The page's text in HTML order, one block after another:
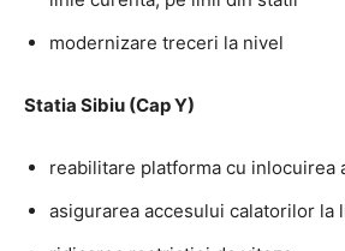
modernizare treceri la nivel
Statia Sibiu (Cap Y)
reabilitare platforma cu inlocuirea
asigurarea accesului calatorilor la